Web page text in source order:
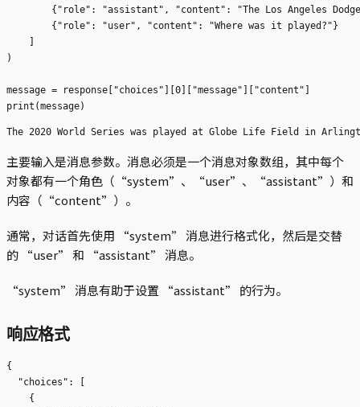
{"role": "assistant", "content": "The Los Angeles
        {"role": "user", "content": "Where was it played?"}
    ]
)
message = response["choices"][0]["message"]["content"]
主要输入是消息参数。消息必须是一个消息对象数组，其中每个
对象都有一个角色（“system”、“user”、“assistant”）和
内容（“content”）。
通常，对话首先使用 “system” 消息进行格式化，然后是交替
的 “user” 和 “assistant” 消息。
“system” 消息有助于设置 “assistant” 的行为。
响应格式
{
  "choices": [
    {